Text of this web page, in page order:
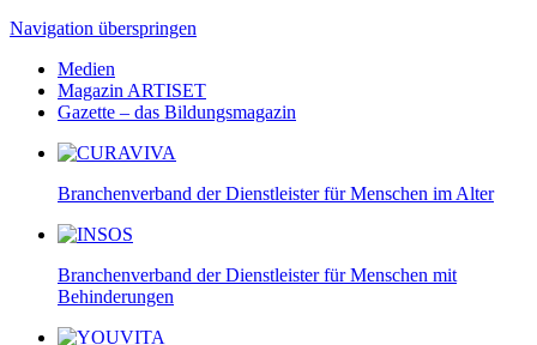
Navigation überspringen
Medien
Magazin ARTISET
Gazette – das Bildungsmagazin
Branchenverband der Dienstleister für Menschen im Alter
Branchenverband der Dienstleister für Menschen mit
Behinderungen